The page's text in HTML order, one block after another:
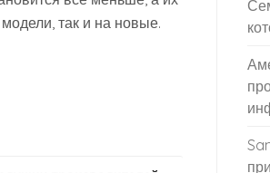
так и на новые.